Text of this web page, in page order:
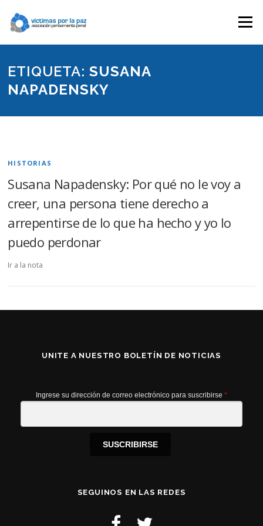
contenido
Menú
ETIQUETA:SUSANA
NAPADENSKY
HISTORIAS
Susana Napadensky: Por qué no le voy a
creer, una persona tiene derecho a
arrepentirse de lo que ha hecho y yo lo
puedo perdonar
Ir a la nota
UNITE A NUESTRO BOLETÍN DE NOTICIAS
Ingrese su dirección de correo electrónico para suscribirse *
SUSCRIBIRSE
SEGUINOS EN LAS REDES